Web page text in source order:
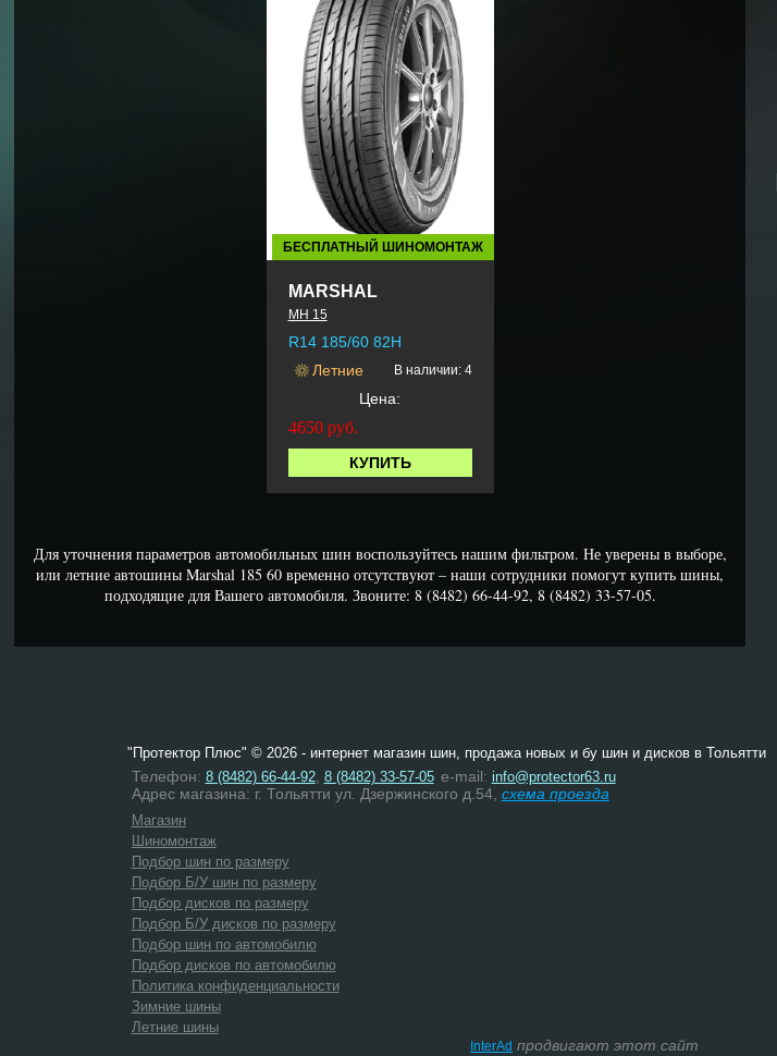
БЕСПЛАТНЫЙ ШИНОМОНТАЖ
MARSHAL
MH 15
R14 185/60 82H
Летние
В наличии: 4
Цена:
4650 руб.
КУПИТЬ
Для уточнения параметров автомобильных шин воспользуйтесь нашим фильтром. Не уверены в выборе,
или летние автошины Marshal 185 60 временно отсутствуют – наши сотрудники помогут купить шины,
подходящие для Вашего автомобиля. Звоните: 8 (8482) 66-44-92, 8 (8482) 33-57-05.
"Протектор Плюс" © 2026 - интернет магазин шин, продажа новых и бу шин и дисков в Тольятти
Телефон: 8 (8482) 66-44-92, 8 (8482) 33-57-05 e-mail: info@protector63.ru
Адрес магазина: г. Тольятти ул. Дзержинского д.54, схема проезда
Магазин
Шиномонтаж
Подбор шин по размеру
Подбор Б/У шин по размеру
Подбор дисков по размеру
Подбор Б/У дисков по размеру
Подбор шин по автомобилю
Подбор дисков по автомобилю
Политика конфиденциальности
Зимние шины
Летние шины
InterAd продвигают этот сайт